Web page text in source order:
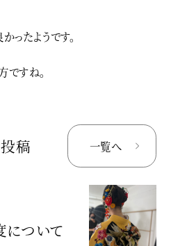
ったようです。
ですね。
稿 一覧へ
について
のお支度